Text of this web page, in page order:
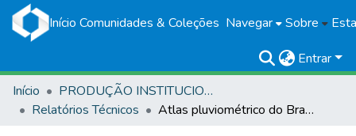
Início Comunidades & Coleções Navegar Sobre
Entrar
Início
PRODUÇÃO INSTITUCIONAL
Relatórios Técnicos
Atlas pluviométrico do Brasil: equações intensidade-duração-frequência (desagregação de precipitações diárias); estação pluviométrica Manacapuru, código 00360001 (ANA), município Iranduba, AM